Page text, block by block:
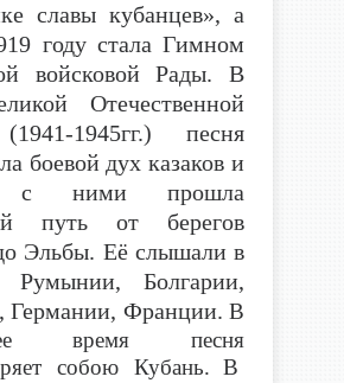
славы кубанцев», а
году стала Гимном
войсковой Рады. В
Отечественной
1945гг.) песня
боевой дух казаков и
с ними прошла
путь от берегов
Эльбы. Её слышали в
Румынии, Болгарии,
Германии, Франции.В
время песня
собою Кубань. В